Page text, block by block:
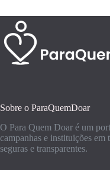
Sobre o ParaQuemDoar
O Para Quem Doar é um
campanhas e instituições
seguras e transparentes.